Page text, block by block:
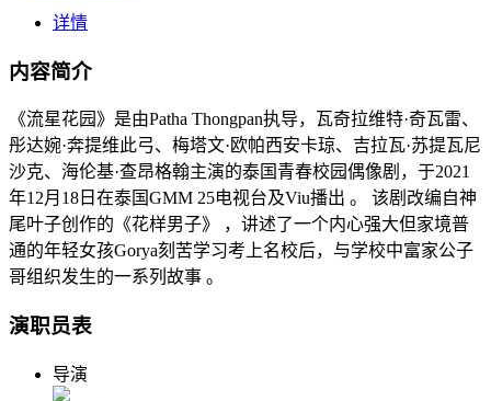
详情
内容简介
《流星花园》是由Patha Thongpan执导，瓦奇拉维特·奇瓦雷、
彤达婉·奔提维此弓、梅塔文·欧帕西安卡琼、吉拉瓦·苏提瓦尼
沙克、海伦基·查昂格翰主演的泰国青春校园偶像剧，于2021
年12月18日在泰国GMM 25电视台及Viu播出 。 该剧改编自神
尾叶子创作的《花样男子》 ，讲述了一个内心强大但家境普
通的年轻女孩Gorya刻苦学习考上名校后，与学校中富家公子
哥组织发生的一系列故事 。
演职员表
导演